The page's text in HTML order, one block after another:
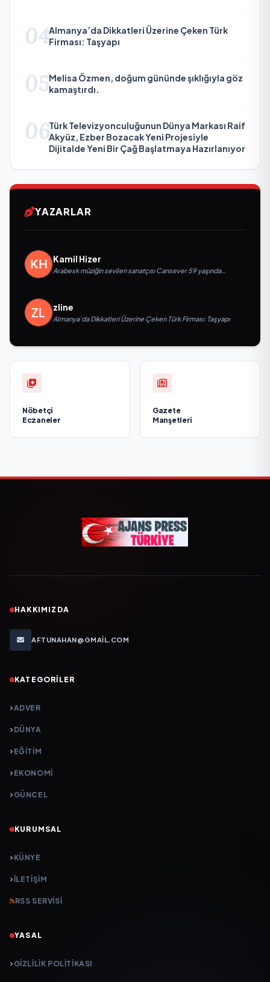
04Almanya’da Dikkatleri Üzerine Çeken Türk
Firması: Taşyapı
05Melisa Özmen, doğum gününde şıklığıyla göz
kamaştırdı.
06Türk Televizyonculuğunun Dünya Markası Raif
Akyüz, Ezber Bozacak Yeni Projesiyle
Dijitalde Yeni Bir Çağ Başlatmaya Hazırlanıyor
YAZARLAR
Kamil Hizer
Arabesk müziğin sevilen sanatçısı Cansever 59 yaşında
zline
Almanya’da Dikkatleri Üzerine Çeken Türk Firması: Taşyapı
Nöbetçi
Eczaneler
Gazete
Manşetleri
HAKKIMIZDA
AFTUNAHAN@GMAIL.COM
KATEGORILER
ADVER
DÜNYA
EĞİTİM
EKONOMİ
GÜNCEL
KURUMSAL
KÜNYE
İLETIŞIM
RSS SERVISI
YASAL
GIZLILIK POLITIKASI